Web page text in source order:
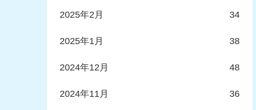
2025年2月 34
2025年1月 38
2024年12月 48
2024年11月 36